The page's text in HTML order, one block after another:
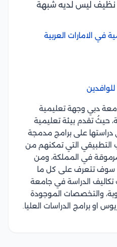
نظيف ليس لديه شبهة
في الامارات العربية
دبي وجهة تعليمية
حيثُ تقدم بيئة تعليمية
على برامج مدمجة
التطبيقي التي تمكنهم من
في المملكة، ومن
سوف تتعرف على كل ما
الدراسة في جامعة
والتخصصات الموجودة
او برامج الدراسات العليا.